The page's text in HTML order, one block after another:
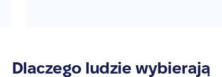
Dlaczego ludzie wybierają